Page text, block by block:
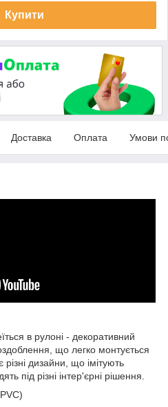
Купити
Доставка Оплата Умови
в рулоні - декоративний
що легко монтується
дизайни, що імітують
під різні інтер'єрні рішення.